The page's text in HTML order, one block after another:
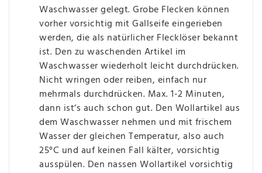
Waschwasser gelegt. Grobe Flecken können
vorher vorsichtig mit Gallseife eingerieben
werden, die als natürlicher Flecklöser bekannt
ist. Den zu waschenden Artikel im
Waschwasser wiederholt leicht durchdrücken.
Nicht wringen oder reiben, einfach nur
mehrmals durchdrücken. Max. 1-2 Minuten,
dann ist‘s auch schon gut. Den Wollartikel aus
dem Waschwasser nehmen und mit frischem
Wasser der gleichen Temperatur, also auch
25°C und auf keinen Fall kälter, vorsichtig
ausspülen. Den nassen Wollartikel vorsichtig